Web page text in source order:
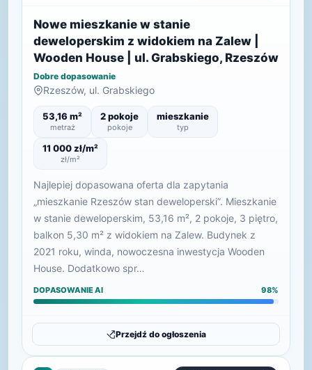
Nowe mieszkanie w stanie
deweloperskim z widokiem na Zalew |
Wooden House | ul. Grabskiego, Rzeszów
Dobre dopasowanie
Rzeszów, ul. Grabskiego
53,16 m²
metraż
2 pokoje
pokoje
mieszkanie
typ
11 000 zł/m²
zł/m²
Najlepiej dopasowana oferta dla zapytania
„mieszkanie Rzeszów stan deweloperski”. Mieszkanie
w stanie deweloperskim, 53,16 m², 2 pokoje, 3 piętro,
balkon 5,30 m² z widokiem na Zalew. Budynek z
2021 roku, winda, nowoczesna inwestycja Wooden
House. Dodatkowo spr…
DOPASOWANIE AI 98%
Przejdź do ogłoszenia